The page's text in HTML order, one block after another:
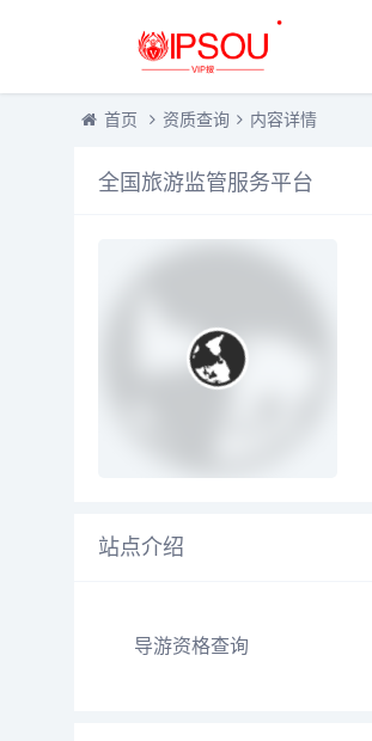
首页 资质查询 内容详情
全国旅游监管服务平台
站点介绍
导游资格查询